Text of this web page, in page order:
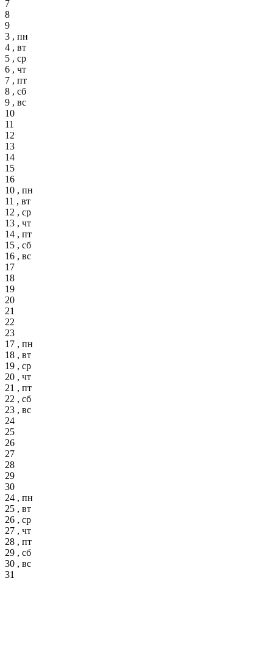
7
8
9
3 , пн
4 , вт
5 , ср
6 , чт
7 , пт
8 , сб
9 , вс
10
11
12
13
14
15
16
10 , пн
11 , вт
12 , ср
13 , чт
14 , пт
15 , сб
16 , вс
17
18
19
20
21
22
23
17 , пн
18 , вт
19 , ср
20 , чт
21 , пт
22 , сб
23 , вс
24
25
26
27
28
29
30
24 , пн
25 , вт
26 , ср
27 , чт
28 , пт
29 , сб
30 , вс
31